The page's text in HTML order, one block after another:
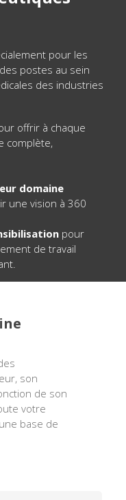
pour les
postes au sein
des industries
offrir à chaque
complète,
domaine
une vision à 360
pour
de travail
son
de son
votre
base de